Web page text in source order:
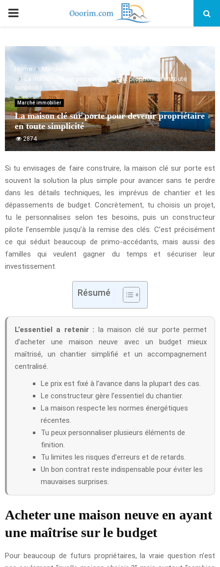
PRIMARY
Home
Marché immobilier
La maison clé sur porte pour devenir propriétaire en toute
simplicité
Marché immobilier
La maison clé sur porte pour devenir propriétaire
en toute simplicité
2874
Si tu envisages de faire construire, la maison clé sur porte est
souvent la solution la plus simple pour avancer sans te perdre
dans les détails techniques, les imprévus de chantier et les
dépassements de budget. Concrètement, tu choisis un projet,
tu le personnalises selon tes besoins, puis un constructeur
pilote l’ensemble jusqu’à la remise des clés. C’est précisément
ce qui séduit beaucoup de primo-accédants, mais aussi des
familles qui veulent gagner du temps et sécuriser leur
investissement.
Résumé
L’essentiel a retenir : la maison clé sur porte permet
d’acheter une maison neuve avec un budget mieux
maîtrisé, un chantier simplifié et un accompagnement
centralisé.
Le prix est fixé à l’avance dans la plupart des cas.
Le constructeur gère l’essentiel du chantier.
La maison respecte les normes énergétiques
récentes.
Tu peux personnaliser plusieurs éléments de
finition.
Tu limites les risques d’erreurs et de retards.
Un bon contrat reste indispensable pour éviter les
mauvaises surprises.
Acheter une maison neuve en ayant
une maîtrise sur le budget
Pour beaucoup de futurs propriétaires, la vraie question n’est